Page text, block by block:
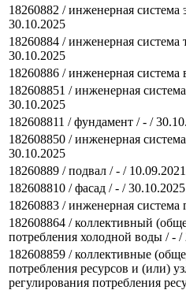
18260882 / инженерная система
30.10.2025
18260884 / инженерная система
30.10.2025
18260886 / инженерная система
182608851 / инженерная
30.10.2025
182608811 / фундамент / - /
182608850 / инженерная
30.10.2025
18260889 / подвал / - / 10.09.2021
182608810 / фасад / - / 30.10.2025
18260883 / инженерная система
182608864 / коллективный
потребления холодной воды / - /
182608859 / коллективные
потребления ресурсов и (или)
регулирования потребления